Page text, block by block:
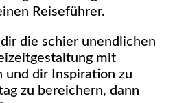
Reiseführer.
die schier unendlichen
mit
und dir Inspiration zu
zu bereichern, dann